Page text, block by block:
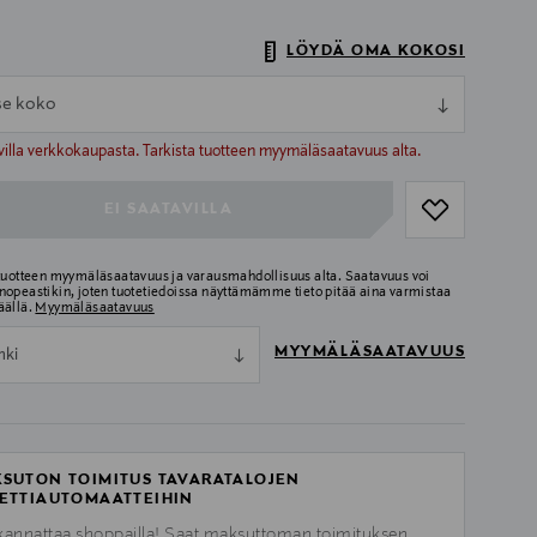
LÖYDÄ OMA KOKOSI
koko
verkkokaupasta. Tarkista tuotteen myymäläsaatavuus alta.
myymäläsaatavuus ja varausmahdollisuus alta. Saatavuus voi
joten tuotetiedoissa näyttämämme tieto pitää aina varmistaa
Myymäläsaatavuus
MYYMÄLÄSAATAVUUS
TOIMITUS TAVARATALOJEN